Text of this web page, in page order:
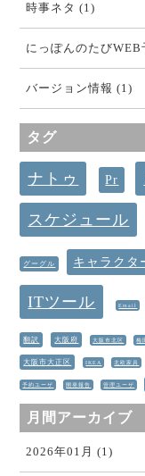
時事ネタ (1)
にっぽんのたび
バージョン情報 (1)
タグ
ナトゥ Pr
スケジュール
グーグル キャラクタ
ITツール Email
翻訳 大阪府 大阪市北区 梅
大阪市大正区 IKEA 北欧家具
予約ユーザ 開発報告 管理ユーザ
月間アーカイブ
2026年01月 (1)